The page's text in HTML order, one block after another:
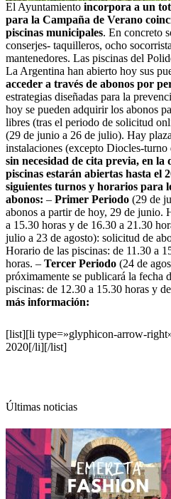
El Ayuntamiento incorpora a un
para la Campaña de Verano
piscinas municipales. En concreto
conserjes- taquilleros, ocho
mantenedores. Las piscinas del
La Argentina han abierto hoy sus
acceder a través de abonos por
estrategias diseñadas para la
hoy se pueden adquirir los abonos
libres (tras el periodo de solicitud
(29 de junio a 26 de julio). Hay
instalaciones (excepto Diocles-turno
sin necesidad de cita previa, en la
piscinas estarán abiertas hasta el
siguientes turnos y horarios para
abonos: – Primer Periodo (29 de
abonos a partir de hoy, 29 de junio.
a 15.30 horas y de 16.30 a 21.30
julio a 23 de agosto): solicitud de
Horario de las piscinas: de 11.30 a
horas. – Tercer Periodo (24 de
próximamente se publicará la fecha
piscinas: de 12.30 a 15.30 horas y
más información:
[list][li type=»glyphicon-arrow-
2020[/li][/list]
Últimas noticias